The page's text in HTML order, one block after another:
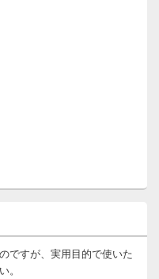
ですが、実用目的で使いた
。